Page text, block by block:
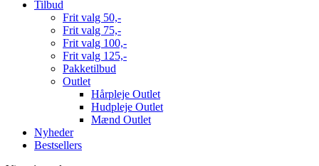
Tilbud
Frit valg 50,-
Frit valg 75,-
Frit valg 100,-
Frit valg 125,-
Pakketilbud
Outlet
Hårpleje Outlet
Hudpleje Outlet
Mænd Outlet
Nyheder
Bestsellers